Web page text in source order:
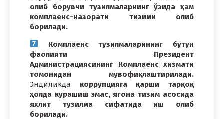
олиб борувчи тузилмаларнинг ўзида ҳам
комплаенс-назорати тизими олиб
борилади.
Комплаенс тузилмаларининг бутун
фаолияти Президент
Администрациясининг Комплаенс хизмати
томонидан мувофиқлаштирилади.
Эндиликда коррупцияга қарши тарқоқ
ҳолда курашиш эмас, ягона тизим асосида
яхлит тузилма сифатида иш олиб
борилади.